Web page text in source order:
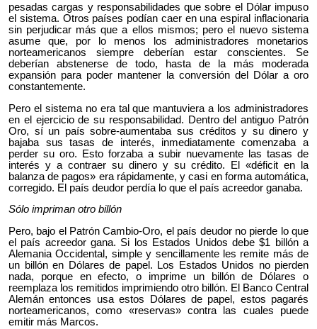
pesadas cargas y responsabilidades que sobre el Dólar impuso
el sistema. Otros países podían caer en una espiral inflacionaria
sin perjudicar más que a ellos mismos; pero el nuevo sistema
asume que, por lo menos los administradores monetarios
norteamericanos siempre deberían estar conscientes. Se
deberían abstenerse de todo, hasta de la más moderada
expansión para poder mantener la conversión del Dólar a oro
constantemente.
Pero el sistema no era tal que mantuviera a los administradores
en el ejercicio de su responsabilidad. Dentro del antiguo Patrón
Oro, sí un país sobre-aumentaba sus créditos y su dinero y
bajaba sus tasas de interés, inmediatamente comenzaba a
perder su oro. Esto forzaba a subir nuevamente las tasas de
interés y a contraer su dinero y su crédito. El «déficit en la
balanza de pagos» era rápidamente, y casi en forma automática,
corregido. El país deudor perdía lo que el país acreedor ganaba.
Sólo impriman otro billón
Pero, bajo el Patrón Cambio-Oro, el país deudor no pierde lo que
el país acreedor gana. Si los Estados Unidos debe $1 billón a
Alemania Occidental, simple y sencillamente les remite más de
un billón en Dólares de papel. Los Estados Unidos no pierden
nada, porque en efecto, o imprime un billón de Dólares o
reemplaza los remitidos imprimiendo otro billón. El Banco Central
Alemán entonces usa estos Dólares de papel, estos pagarés
norteamericanos, como «reservas» contra las cuales puede
emitir más Marcos.